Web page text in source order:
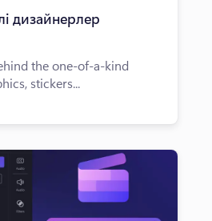
дизайнерлер
the one-of-a-kind
stickers...